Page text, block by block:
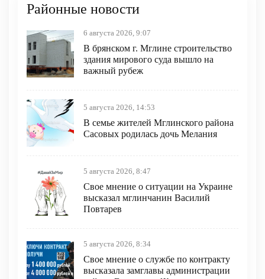
Районные новости
6 августа 2026, 9:07
В брянском г. Мглине строительство
здания мирового суда вышло на
важный рубеж
5 августа 2026, 14:53
В семье жителей Мглинского района
Сасовых родилась дочь Мелания
5 августа 2026, 8:47
Свое мнение о ситуации на Украине
высказал мглинчанин Василий
Повтарев
5 августа 2026, 8:34
Свое мнение о службе по контракту
высказала замглавы администрации